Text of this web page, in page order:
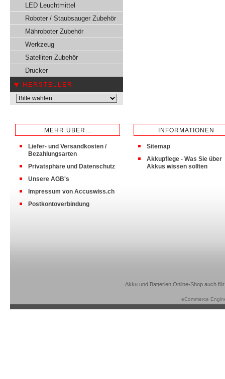
LED Leuchtmittel
Roboter / Staubsauger Zubehör
Mähroboter Zubehör
Werkzeug
Satelliten Zubehör
Drucker
HERSTELLER
MEHR ÜBER...
Liefer- und Versandkosten /
Bezahlungsarten
Privatsphäre und Datenschutz
Unsere AGB's
Impressum von Accuswiss.ch
Postkontoverbindung
INFORMATIONEN
Sitemap
Akkupflege - Was Sie über
Akkus wissen sollten
Akku und Batterien Online-Shop auch
eCommerce